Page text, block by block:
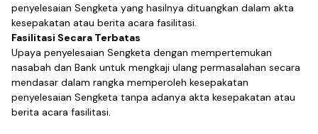
penyelesaian Sengketa yang hasilnya dituangkan dalam akta
kesepakatan atau berita acara fasilitasi.
Fasilitasi Secara Terbatas
Upaya penyelesaian Sengketa dengan mempertemukan
nasabah dan Bank untuk mengkaji ulang permasalahan secara
mendasar dalam rangka memperoleh kesepakatan
penyelesaian Sengketa tanpa adanya akta kesepakatan atau
berita acara fasilitasi.